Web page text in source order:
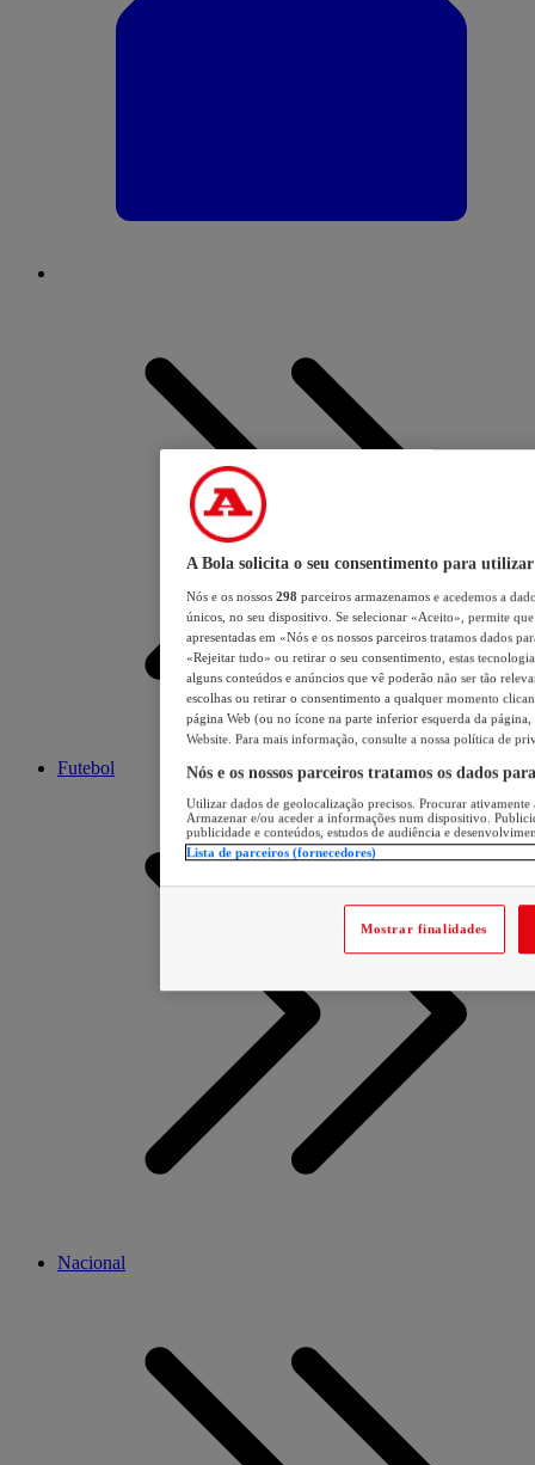
Futebol
Nacional
A Bola solicita o seu consentimento para utilizar
Nós e os nossos 298 parceiros armazenamos e acedemos a
únicos, no seu dispositivo. Se selecionar «Aceito», permite
apresentadas em «Nós e os nossos parceiros tratamos dados
«Rejeitar tudo» ou retirar o seu consentimento, estas
alguns conteúdos e anúncios que vê poderão não ser tão
escolhas ou retirar o consentimento a qualquer momento
página Web (ou no ícone na parte inferior esquerda da página,
Website. Para mais informação, consulte a nossa política de
Nós e os nossos parceiros tratamos os dados
Utilizar dados de geolocalização precisos. Procurar
Armazenar e/ou aceder a informações num dispositivo.
publicidade e conteúdos, estudos de audiência e
Lista de parceiros (fornecedores)
Mostrar finalidades